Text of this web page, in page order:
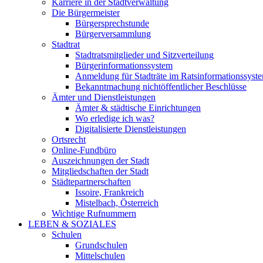
Karriere in der Stadtverwaltung
Die Bürgermeister
Bürgersprechstunde
Bürgerversammlung
Stadtrat
Stadtratsmitglieder und Sitzverteilung
Bürgerinformationssystem
Anmeldung für Stadträte im
Bekanntmachung nichtöffentlicher Beschlüsse
Ämter und Dienstleistungen
Ämter & städtische Einrichtungen
Wo erledige ich was?
Digitalisierte Dienstleistungen
Ortsrecht
Online-Fundbüro
Auszeichnungen der Stadt
Mitgliedschaften der Stadt
Städtepartnerschaften
Issoire, Frankreich
Mistelbach, Österreich
Wichtige Rufnummern
LEBEN & SOZIALES
Schulen
Grundschulen
Mittelschulen